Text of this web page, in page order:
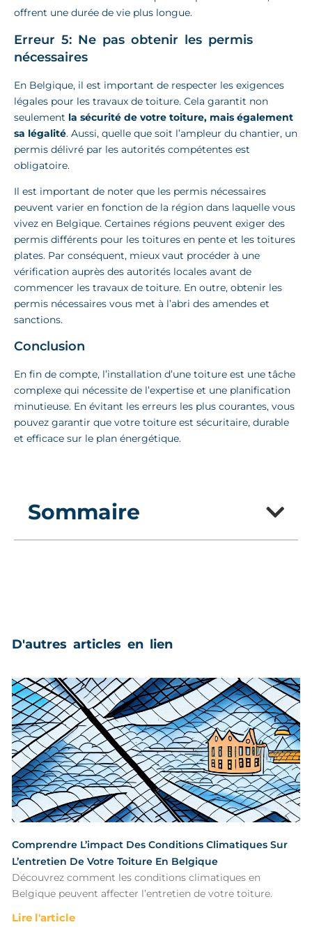
offrent une durée de vie plus longue.
Erreur 5: Ne pas obtenir les permis
nécessaires
En Belgique, il est important de respecter les exigences
légales pour les travaux de toiture. Cela garantit non
seulement la sécurité de votre toiture, mais également
sa légalité. Aussi, quelle que soit l’ampleur du chantier, un
permis délivré par les autorités compétentes est
obligatoire.
Il est important de noter que les permis nécessaires
peuvent varier en fonction de la région dans laquelle vous
vivez en Belgique. Certaines régions peuvent exiger des
permis différents pour les toitures en pente et les toitures
plates. Par conséquent, mieux vaut procéder à une
vérification auprès des autorités locales avant de
commencer les travaux de toiture. En outre, obtenir les
permis nécessaires vous met à l’abri des amendes et
sanctions.
Conclusion
En fin de compte, l’installation d’une toiture est une tâche
complexe qui nécessite de l’expertise et une planification
minutieuse. En évitant les erreurs les plus courantes, vous
pouvez garantir que votre toiture est sécuritaire, durable
et efficace sur le plan énergétique.
Sommaire
D'autres articles en lien
Comprendre L’impact Des Conditions Climatiques Sur
L’entretien De Votre Toiture En Belgique
Découvrez comment les conditions climatiques en
Belgique peuvent affecter l’entretien de votre toiture.
Lire l'article